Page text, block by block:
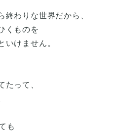
終わりな世界だから、
くものを
いけません。
たって、
も